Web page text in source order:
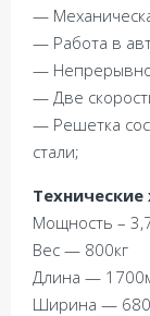
—
— Работа в
—
— Две
— Решетка
стали;
Мощность –
Вес — 800кг
Длина —
Ширина —